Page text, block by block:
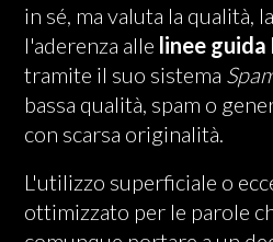
in sé, ma valuta la qualità,
l'aderenza alle linee guida
tramite il suo sistema
bassa qualità, spam o
con scarsa originalità.
L'utilizzo superficiale o
ottimizzato per le parole